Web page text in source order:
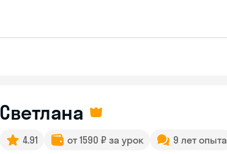
Светлана
4.91 от 1590 ₽ за урок 9 лет опыта